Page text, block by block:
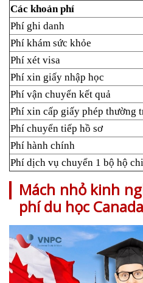
Các khoản phí
Phí ghi danh
Phí khám sức khỏe
Phí xét visa
Phí xin giấy nhập học
Phí vận chuyển kết quả
Phí xin cấp giấy phép thường
Phí chuyển tiếp hồ sơ
Phí hành chính
Phí dịch vụ chuyển 1 bộ hộ
Mách nhỏ kinh
phí du học Canada